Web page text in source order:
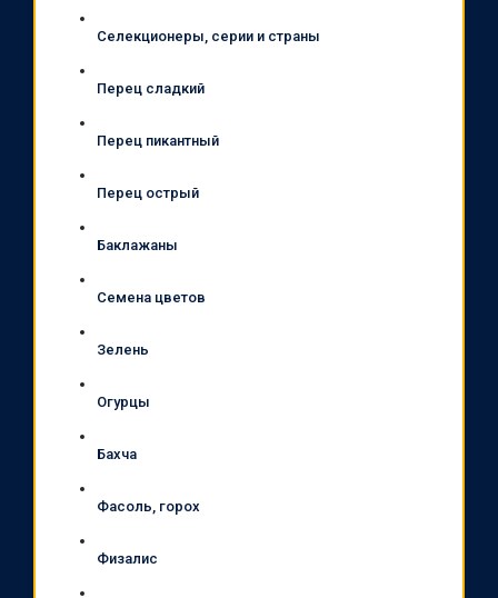
Селекционеры, серии и страны
Перец сладкий
Перец пикантный
Перец острый
Баклажаны
Семена цветов
Зелень
Огурцы
Бахча
Фасоль, горох
Физалис